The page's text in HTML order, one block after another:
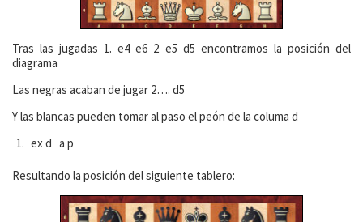
Tras las jugadas 1. e4 e6 2 e5 d5 encontramos la posición del
diagrama
Las negras acaban de jugar 2…. d5
Y las blancas pueden tomar al paso el peón de la columa d
ex d a p
Resultando la posición del siguiente tablero: